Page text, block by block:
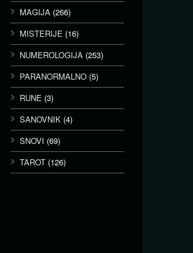
MAGIJA (266)
MISTERIJE (16)
NUMEROLOGIJA (253)
PARANORMALNO (5)
RUNE (3)
SANOVNIK (4)
SNOVI (69)
TAROT (126)